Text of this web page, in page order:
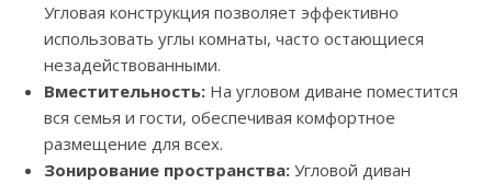
Угловая конструкция позволяет эффективно
использовать углы комнаты, часто остающиеся
незадействованными.
Вместительность: На угловом диване поместится
вся семья и гости, обеспечивая комфортное
размещение для всех.
Зонирование пространства: Угловой диван